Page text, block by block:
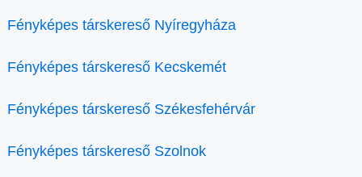
Fényképes társkereső Nyíregyháza
Fényképes társkereső Kecskemét
Fényképes társkereső Székesfehérvár
Fényképes társkereső Szolnok